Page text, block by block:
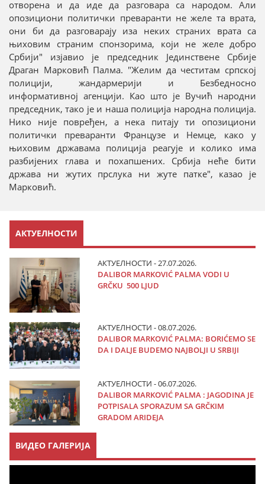
отворена и да иде да разговара са народом. Али
опозициони политички преваранти не желе та врата,
они би да разговарају иза неких страних врата са
њиховим страним спонзорима, који не желе добро
Србији" изјавио је председник Јединствене Србије
Драган Марковић Палма. "Желим да честитам српској
полицији, жандармерији и Безбедносно
информативној агенцији. Као што је Вучић народни
председник, тако је и наша полиција народна полиција.
Нико није повређен, а нека питају ти опозициони
политички преваранти Французе и Немце, како у
њиховим државама полиција реагује и колико има
разбијених глава и похапшених. Србија неће бити
држава ни жутих прслука ни жуте патке", казао је
Марковић.
АКТУЕЛНОСТИ
АКТУЕЛНОСТИ - 27.07.2026.
DALIBOR MARKOVIĆ PALMA VODI U
GRČKU 500 LJUD
АКТУЕЛНОСТИ - 08.07.2026.
DALIBOR MARKOVIĆ PALMA: BORIĆEMO SE
DA I DALJE BUDEMO NAJBOLJI U SRBIJI
АКТУЕЛНОСТИ - 06.07.2026.
DALIBOR MARKOVIĆ PALMA : JAGODINA JE
POTPISALA SPORAZUM SA GRČKIM
GRADOM ARIDEJA
ВИДЕО ГАЛЕРИЈА